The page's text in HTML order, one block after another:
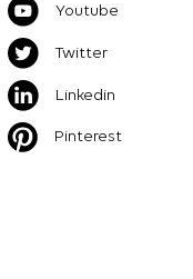
Youtube
Twitter
Linkedin
Pinterest